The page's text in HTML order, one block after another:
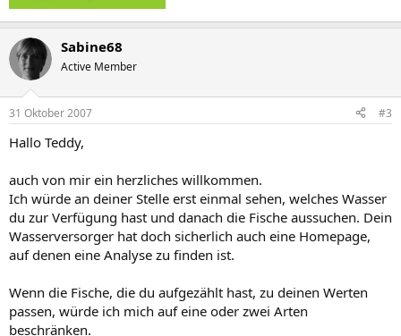
Sabine68
Active Member
31 Oktober 2007 #3
Hallo Teddy,
auch von mir ein herzliches willkommen.
Ich würde an deiner Stelle erst einmal sehen, welches Wasser
du zur Verfügung hast und danach die Fische aussuchen. Dein
Wasserversorger hat doch sicherlich auch eine Homepage,
auf denen eine Analyse zu finden ist.
Wenn die Fische, die du aufgezählt hast, zu deinen Werten
passen, würde ich mich auf eine oder zwei Arten
beschränken.